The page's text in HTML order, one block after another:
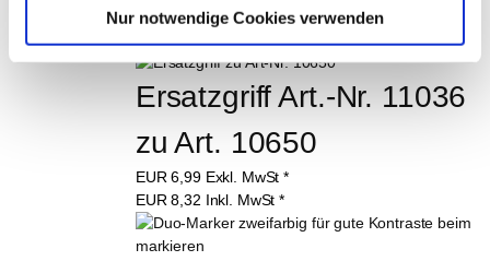
Nur notwendige Cookies verwenden
EUR249,00Exkl. MwSt *
EUR296,31Inkl. MwSt *
Ersatzgriff Art.-Nr. 11036
zu Art. 10650
EUR6,99 Exkl. MwSt *
EUR8,32 Inkl. MwSt *